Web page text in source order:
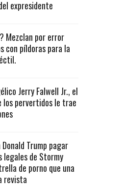
expresidente
Mezclan por error
con píldoras para la
Jerry Falwell Jr., el
los pervertidos le trae
Trump pagar
legales de Stormy
de porno que una
revista